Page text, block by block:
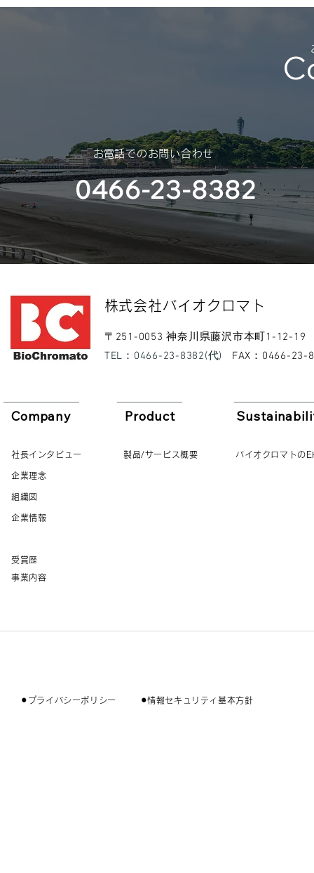
（神奈川大
部様）
​お電話でのお問い合わせ
0466-23-8382
​株式会社バイオクロマト​
​〒251-0053 神奈川県藤沢市本町1-12-19
​TEL：0466-23-8382(代)
​FAX：0466-23-
Company
社長インタビュー
企業理念
組織図
企業情報
受賞歴
Product
製品/サービス概要
事業内容
バイオクロマトの
⚫︎プライバシーポリシー ⚫︎情報セキュリティ基本方針